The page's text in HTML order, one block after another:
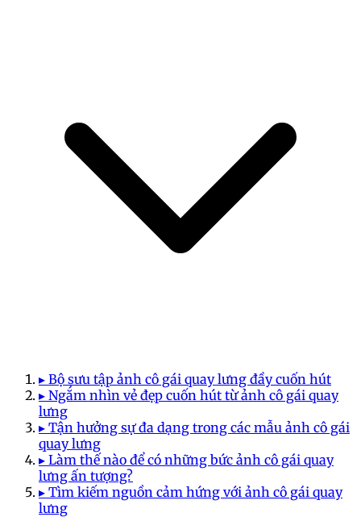
▸ Bộ sưu tập ảnh cô gái quay lưng đầy cuốn hút
▸ Ngắm nhìn vẻ đẹp cuốn hút từ ảnh cô gái quay
lưng
▸ Tận hưởng sự đa dạng trong các mẫu ảnh cô gái
quay lưng
▸ Làm thế nào để có những bức ảnh cô gái quay
lưng ấn tượng?
▸ Tìm kiếm nguồn cảm hứng với ảnh cô gái quay
lưng